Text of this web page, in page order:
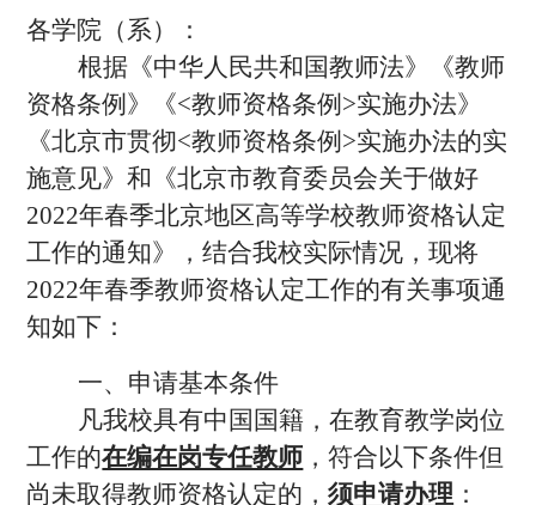
各学院（系）：
根据《中华人民共和国教师法》《教师
资格条例》《<教师资格条例>实施办法》
《北京市贯彻<教师资格条例>实施办法的实
施意见》和《北京市教育委员会关于做好
2022年春季北京地区高等学校教师资格认定
工作的通知》，结合我校实际情况，现将
2022年春季教师资格认定工作的有关事项通
知如下：
一、申请基本条件
凡我校具有中国国籍，在教育教学岗位
工作的在编在岗专任教师 ，符合以下条件但
尚未取得教师资格认定的，须申请办理 ：